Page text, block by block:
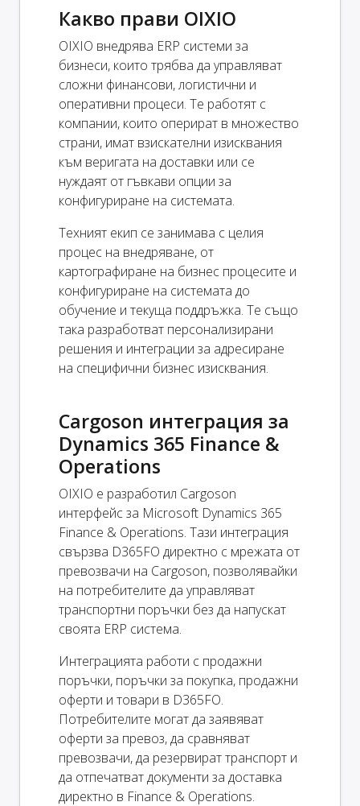
Какво прави OIXIO
OIXIO внедрява ERP системи за
бизнеси, които трябва да управляват
сложни финансови, логистични и
оперативни процеси. Те работят с
компании, които оперират в множество
страни, имат взискателни изисквания
към веригата на доставки или се
нуждаят от гъвкави опции за
конфигуриране на системата.
Техният екип се занимава с целия
процес на внедряване, от
картографиране на бизнес процесите и
конфигуриране на системата до
обучение и текуща поддръжка. Те също
така разработват персонализирани
решения и интеграции за адресиране
на специфични бизнес изисквания.
Cargoson интеграция за
Dynamics 365 Finance &
Operations
OIXIO е разработил Cargoson
интерфейс за Microsoft Dynamics 365
Finance & Operations. Тази интеграция
свързва D365FO директно с мрежата от
превозвачи на Cargoson, позволявайки
на потребителите да управляват
транспортни поръчки без да напускат
своята ERP система.
Интеграцията работи с продажни
поръчки, поръчки за покупка, продажни
оферти и товари в D365FO.
Потребителите могат да заявяват
оферти за превоз, да сравняват
превозвачи, да резервират транспорт и
да отпечатват документи за доставка
директно в Finance & Operations.